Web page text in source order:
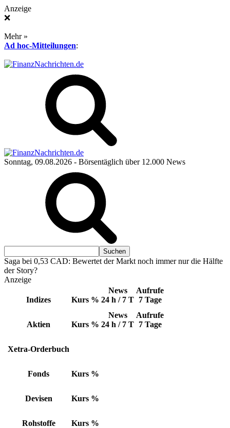
Anzeige
❌
Mehr »
Ad hoc-Mitteilungen:
Sonntag, 09.08.2026 - Börsentäglich über 12.000 News
Saga bei 0,53 CAD: Bewertet der Markt noch immer nur die Hälfte
der Story?
Anzeige
Indizes Kurs %
News
24 h / 7 T
Aufrufe
7 Tage
Aktien Kurs %
News
24 h / 7 T
Aufrufe
7 Tage
Xetra-Orderbuch
Fonds Kurs %
Devisen Kurs %
Rohstoffe Kurs %